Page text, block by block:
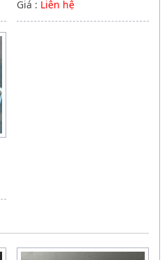
Giá : Liên hệ